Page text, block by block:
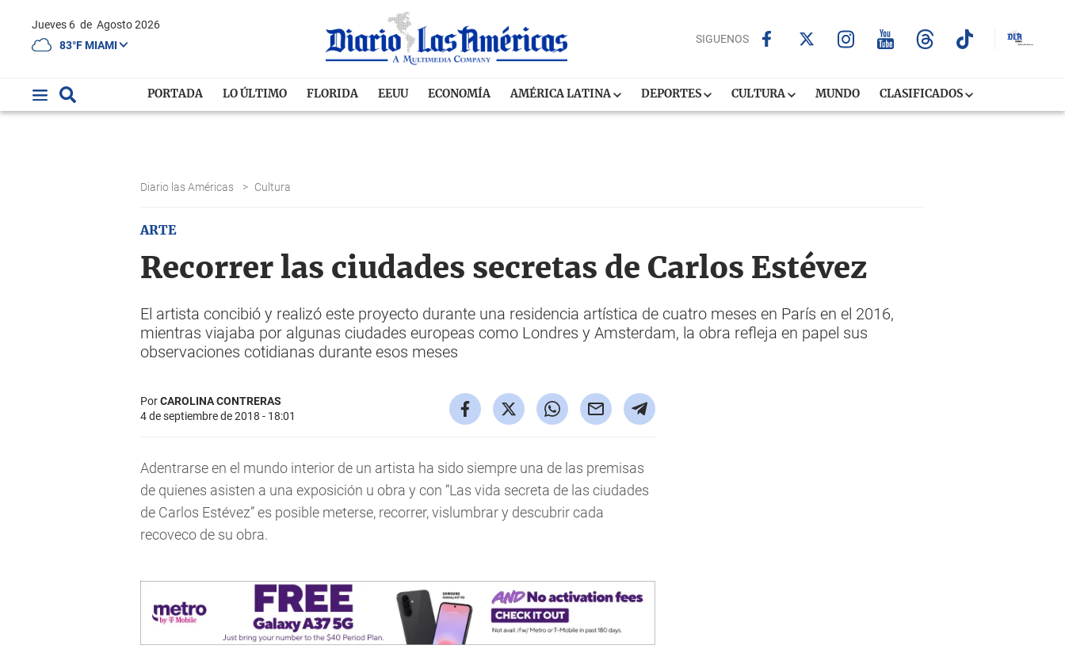
Jueves 6 de Agosto 2026
83°F MIAMI
SIGUENOS
PORTADA LO ÚLTIMO FLORIDA EEUU ECONOMÍA AMÉRICA LATINA DEPORTES CULTURA MUNDO CLASIFICADOS
Diario las Américas > Cultura
ARTE
Recorrer las ciudades secretas de Carlos Estévez
El artista concibió y realizó este proyecto durante una residencia artística de cuatro meses en París en el 2016,
mientras viajaba por algunas ciudades europeas como Londres y Amsterdam, la obra refleja en papel sus
observaciones cotidianas durante esos meses
PorCAROLINA CONTRERAS
4 de septiembre de 2018 - 18:01
Adentrarse en el mundo interior de un artista ha sido siempre una de las premisas
de quienes asisten a una exposición u obra y con “Las vida secreta de las ciudades
de Carlos Estévez” es posible meterse, recorrer, vislumbrar y descubrir cada
recoveco de su obra.